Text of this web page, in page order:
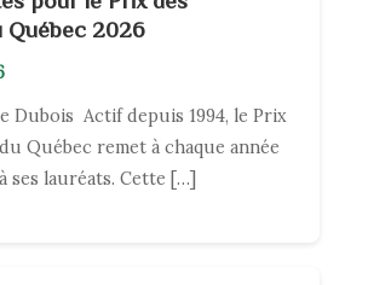
Québec 2026
Dubois Actif depuis 1994, le Prix
Québec remet à chaque année
ses lauréats. Cette […]